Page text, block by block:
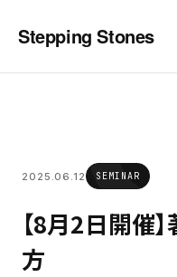
Stepping Stones
2025.06.12 SEMINAR
【8月2日開催
方